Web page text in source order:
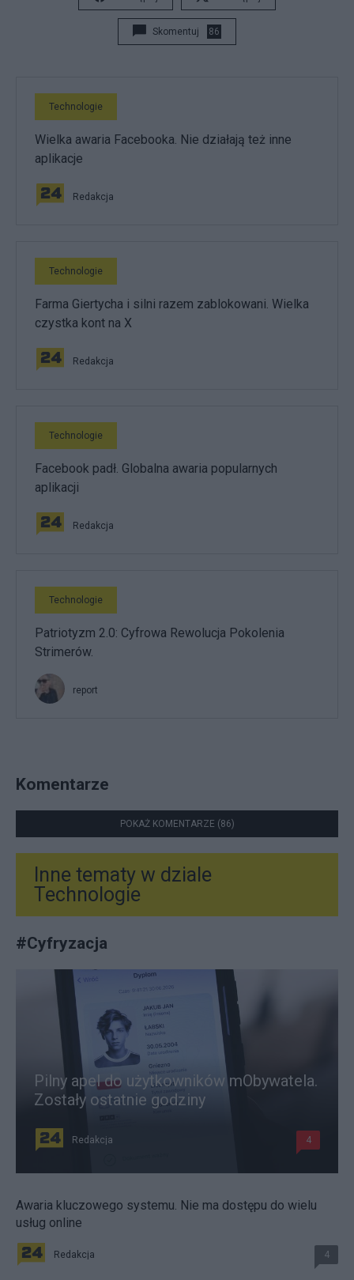
Skomentuj 86
Technologie
Wielka awaria Facebooka. Nie działają też inne
aplikacje
Redakcja
Technologie
Farma Giertycha i silni razem zablokowani. Wielka
czystka kont na X
Redakcja
Technologie
Facebook padł. Globalna awaria popularnych
aplikacji
Redakcja
Technologie
Patriotyzm 2.0: Cyfrowa Rewolucja Pokolenia
Strimerów.
report
Komentarze
POKAŻ KOMENTARZE (86)
Inne tematy w dziale
Technologie
#Cyfryzacja
Pilny apel do użytkowników mObywatela.
Zostały ostatnie godziny
Redakcja 4
Awaria kluczowego systemu. Nie ma dostępu do wielu
usług online
Redakcja 4